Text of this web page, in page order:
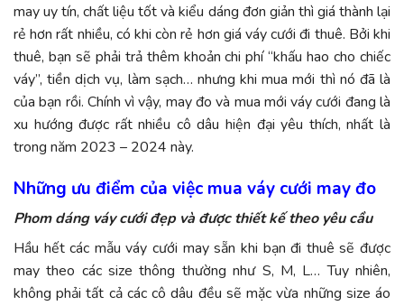
may uy tín, chất liệu tốt và kiểu dáng đơn giản thì giá thành lại
rẻ hơn rất nhiều, có khi còn rẻ hơn giá váy cưới đi thuê. Bởi khi
thuê, bạn sẽ phải trả thêm khoản chi phí “khấu hao cho chiếc
váy”, tiền dịch vụ, làm sạch… nhưng khi mua mới thì nó đã là
của bạn rồi. Chính vì vậy, may đo và mua mới váy cưới đang là
xu hướng được rất nhiều cô dâu hiện đại yêu thích, nhất là
trong năm 2023 – 2024 này.
Những ưu điểm của việc mua váy cưới may đo
Phom dáng váy cưới đẹp và được thiết kế theo yêu cầu
Hầu hết các mẫu váy cưới may sẵn khi bạn đi thuê sẽ được
may theo các size thông thường như S, M, L… Tuy nhiên,
không phải tất cả các cô dâu đều sẽ mặc vừa những size áo